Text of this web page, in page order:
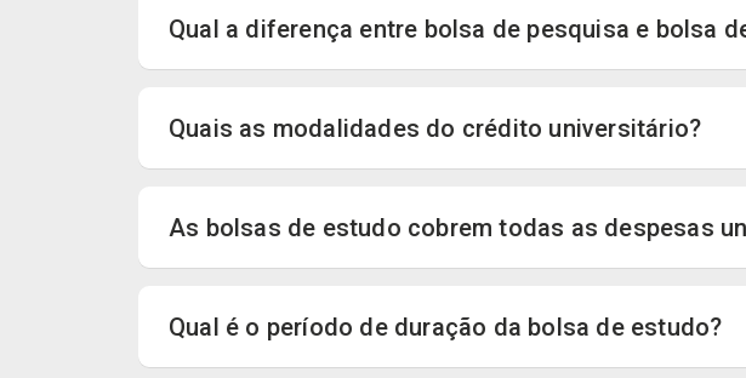
Qual a diferença entre bolsa de pesquisa e bolsa
Quais as modalidades do crédito universitário?
As bolsas de estudo cobrem todas as despesas
Qual é o período de duração da bolsa de estudo?